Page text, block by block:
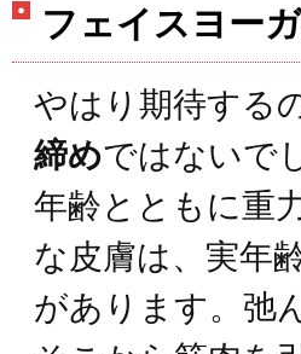
フェイスヨー
やはり期待する
締めではないで
年齢とともに重
な皮膚は、実年
があります。弛